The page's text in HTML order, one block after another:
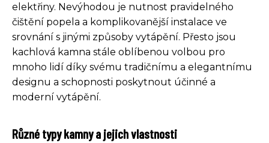
elektřiny. Nevýhodou je nutnost pravidelného
čištění popela a komplikovanější instalace ve
srovnání s jinými způsoby vytápění. Přesto jsou
kachlová kamna stále oblíbenou volbou pro
mnoho lidí díky svému tradičnímu a elegantnímu
designu a schopnosti poskytnout účinné a
moderní vytápění.
Různé typy kamny a jejich vlastnosti